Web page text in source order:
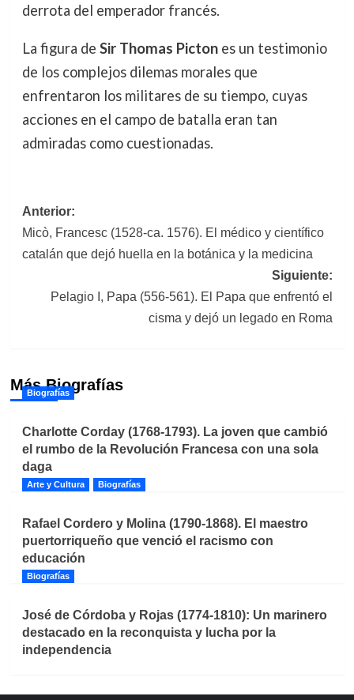
derrota del emperador francés.
La figura de Sir Thomas Pictones un testimonio
de los complejos dilemas morales que
enfrentaron los militares de su tiempo, cuyas
acciones en el campo de batalla eran tan
admiradas como cuestionadas.
Navegación
de
entradas
Anterior:
Micò, Francesc (1528-ca. 1576). El médico y científico
catalán que dejó huella en la botánica y la medicina
Siguiente:
Pelagio I, Papa (556-561). El Papa que enfrentó el
cisma y dejó un legado en Roma
Más Biografías
Biografías
Charlotte Corday (1768-1793). La joven que cambió
el rumbo de la Revolución Francesa con una sola
daga
Arte y Cultura Biografías
Rafael Cordero y Molina (1790-1868). El maestro
puertorriqueño que venció el racismo con
educación
Biografías
José de Córdoba y Rojas (1774-1810): Un marinero
destacado en la reconquista y lucha por la
independencia